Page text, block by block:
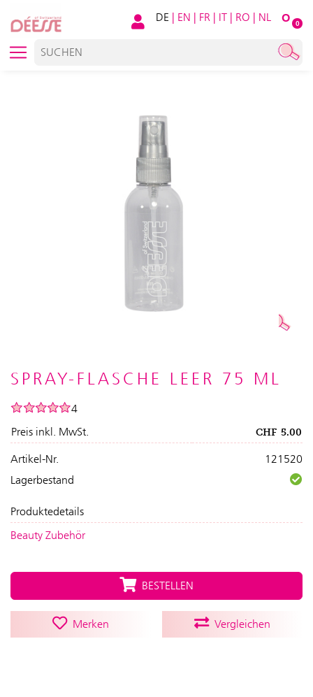
O 0
DE | EN | FR | IT | RO | NL
SPRAY-FLASCHE LEER 75 ML
4
Preis inkl. MwSt.
CHF 5.00
Artikel-Nr.
121520
Lagerbestand
Produktedetails
Beauty Zubehör
BESTELLEN
Merken Vergleichen